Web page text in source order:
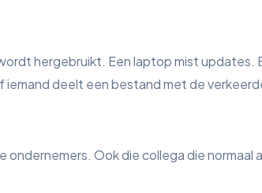
hergebruikt. Een laptop mist updates.
deelt een bestand met de
Ook die collega die normaal